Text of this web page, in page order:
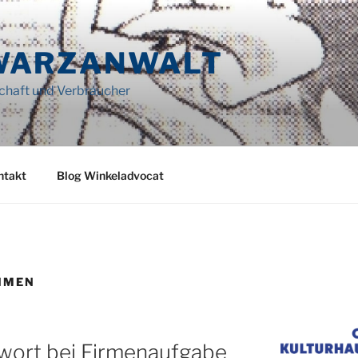
und Verbraucher
Blog Winkeladvocat
bei Firmenaufgabe